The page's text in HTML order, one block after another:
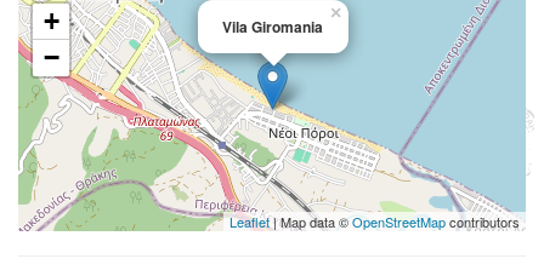
Vila Giromania
×
+
−
Leaflet| Map data ©OpenStreetMapcontributors